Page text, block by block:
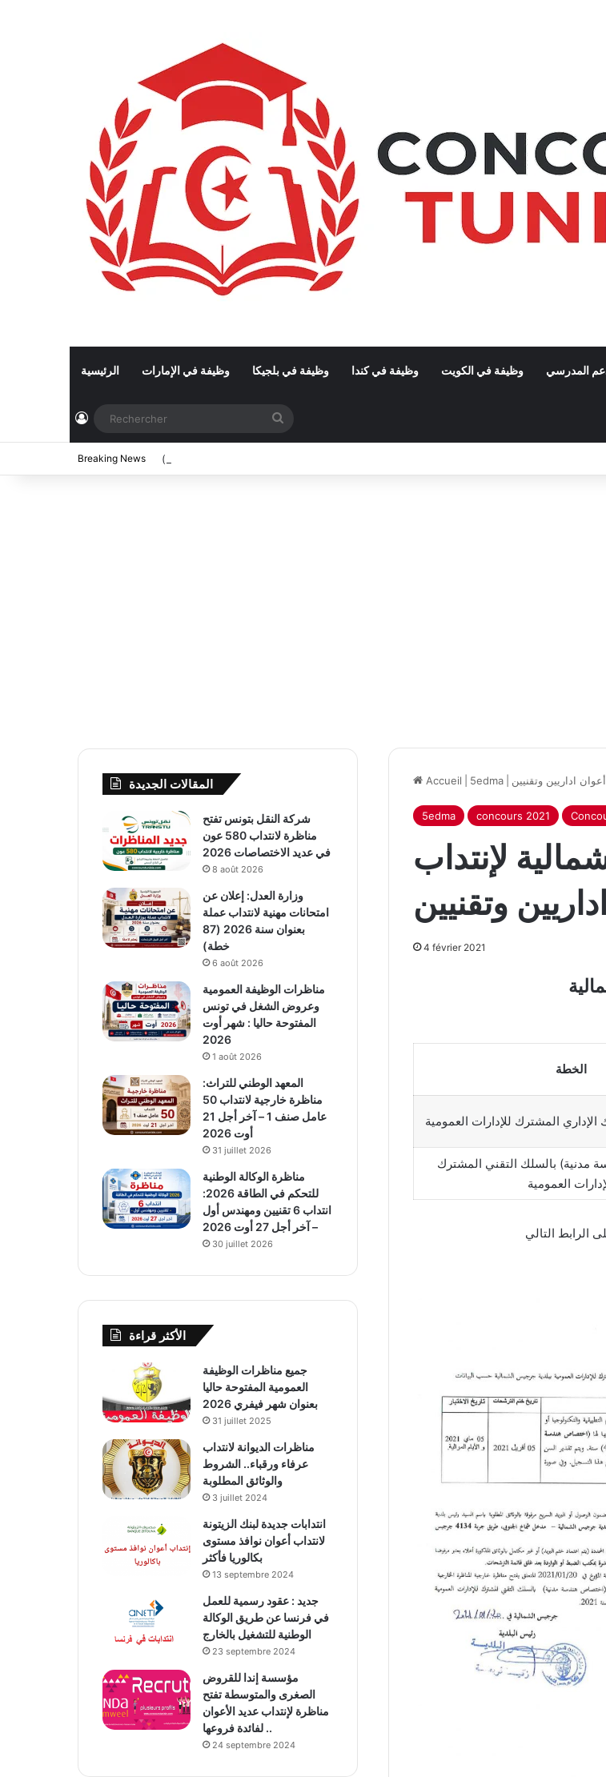
الرئيسية وظيفة في الإمارات وظيفة في بلجيكا وظيفة في كندا وظيفة في الكويت المدرسي
Connexion
Breaking News
Accueil 5edma اداريين وتقنيين
5edma concours 2021
لإنتداب
وتقنيين
4 février 2021
الخطة
مدنية) بالسلك التقني المشترك
العمومية
الرابط التالي
المقالات الجديدة
شركة النقل بتونس تفتح
مناظرة لانتداب 580 عون
في عديد الاختصاصات 2026
8 août 2026
وزارة العدل: إعلان عن
امتحانات مهنية لانتداب عملة
بعنوان سنة 2026 (87
خطة)
6 août 2026
مناظرات الوظيفة العمومية
وعروض الشغل في تونس
المفتوحة حاليا : شهر أوت
2026
1 août 2026
المعهد الوطني للتراث:
مناظرة خارجية لانتداب 50
عامل صنف 1 – آخر أجل 21
أوت 2026
31 juillet 2026
مناظرة الوكالة الوطنية
للتحكم في الطاقة 2026:
انتداب 6 تقنيين ومهندس أول
– آخر أجل 27 أوت 2026
30 juillet 2026
الأكثر قراءة
جميع مناظرات الوظيفة
العمومية المفتوحة حاليا
بعنوان شهر فيفري 2026
31 juillet 2025
مناظرات الديوانة لانتداب
عرفاء ورقباء.. الشروط
والوثائق المطلوبة
3 juillet 2024
انتدابات جديدة لبنك الزيتونة
لانتداب أعوان نوافذ مستوى
بكالوريا فأكثر
13 septembre 2024
جديد : عقود رسمية للعمل
في فرنسا عن طريق الوكالة
الوطنية للتشغيل بالخارج
23 septembre 2024
مؤسسة إندا للقروض
الصغرى والمتوسطة تفتح
مناظرة لإنتداب عديد الأعوان
لفائدة فروعها ..
24 septembre 2024